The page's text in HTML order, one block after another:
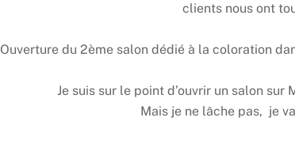
clients nous ont
Ouverture du 2ème salon dédié à la coloration
Je suis sur le point d’ouvrir un salon sur
Mais je ne lâche pas, je